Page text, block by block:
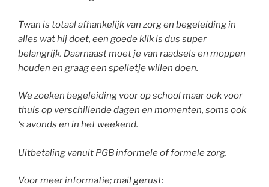
Twan is totaal afhankelijk van zorg en begeleiding in
alles wat hij doet, een goede klik is dus super
belangrijk. Daarnaast moet je van raadsels en moppen
houden en graag een spelletje willen doen.
We zoeken begeleiding voor op school maar ook voor
thuis op verschillende dagen en momenten, soms ook
‘s avonds en in het weekend.
Uitbetaling vanuit PGB informele of formele zorg.
Voor meer informatie; mail gerust: